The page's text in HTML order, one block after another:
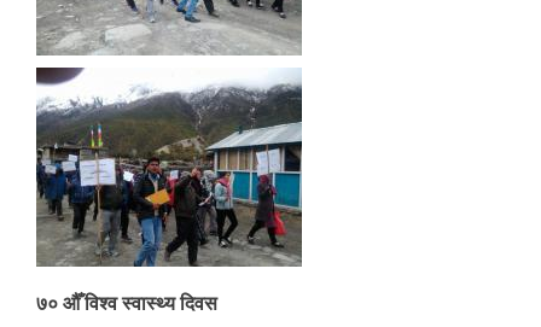
७० औँ विश्व स्वास्थ्य दिवस